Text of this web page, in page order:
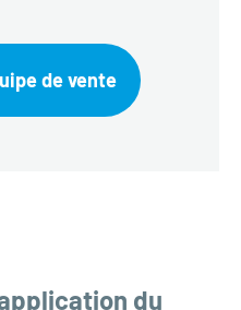
de vente
du